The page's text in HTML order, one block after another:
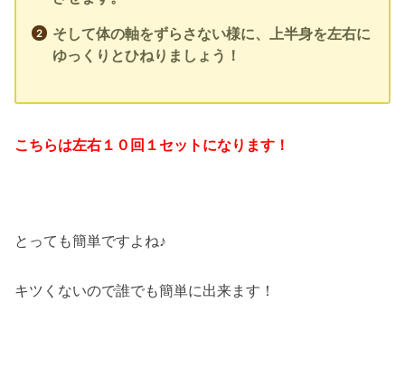
そして体の軸をずらさない様に、上半身を左右に
ゆっくりとひねりましょう！
こちらは左右１０回１セットになります！
とっても簡単ですよね♪
キツくないので誰でも簡単に出来ます！